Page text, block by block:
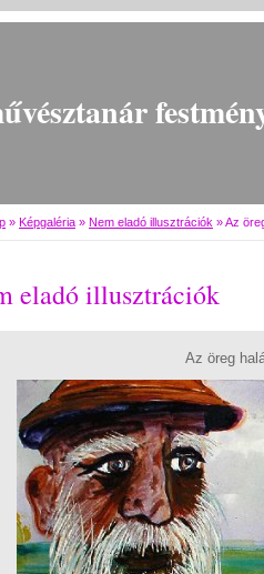
» Képgaléria » Nem eladó illusztrációk »Az
eladó illusztrációk
Az öreg